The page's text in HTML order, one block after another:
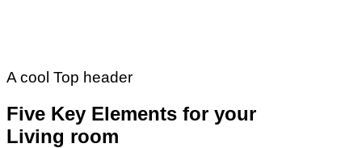
A cool Top header
Five Key Elements for your
Living room